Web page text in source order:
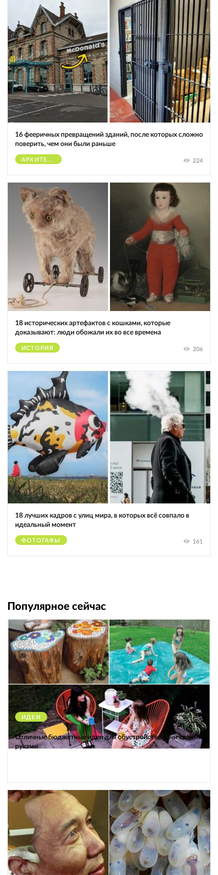
16 фееричных превращений зданий, после которых сложно
поверить, чем они были раньше
АРХИТЕКТУРА 224
18 исторических артефактов с кошками, которые
доказывают: люди обожали их во все времена
ИСТОРИЯ 206
18 лучших кадров с улиц мира, в которых всё совпало в
идеальный момент
ФОТОГАФЫ 161
Популярное сейчас
ИДЕИ 38731
Отличные бюджетные идеи для обустройства дачи своими
руками